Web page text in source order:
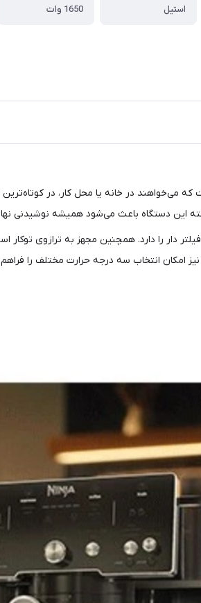
استیل
1650 وات
می‌خواهند در خانه یا محل کار، در کوتاه‌ترین
این دستگاه باعث می‌شود همیشه نوشیدنی
دار را دارد. همچنین مجهز به ترازوی توکار
نیز امکان انتخاب سه درجه حرارت مختلف را